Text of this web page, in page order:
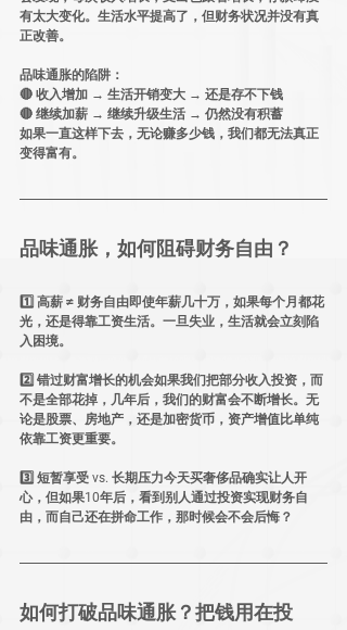
有太大变化。 生活水平提高了，但财务状况并没有真
正改善。
品味通胀的陷阱：
🔴 收入增加 → 生活开销变大 → 还是存不下钱
🔴 继续加薪 → 继续升级生活 → 仍然没有积蓄
如果一直这样下去， 无论赚多少钱，我们都无法真正
变得富有。
品味通胀，如何阻碍财务自由？
1️⃣ 高薪 ≠ 财务自由即使年薪几十万，如果每个月都花
光，还是得靠工资生活。一旦失业，生活就会立刻陷
入困境。
2️⃣ 错过财富增长的机会如果我们把部分收入投资，而
不是全部花掉，几年后，我们的财富会不断增长。 无
论是股票、房地产，还是加密货币，资产增值比单纯
依靠工资更重要。
3️⃣ 短暂享受 vs. 长期压力今天买奢侈品确实让人开
心，但如果10年后，看到别人通过投资实现财务自
由，而自己还在拼命工作，那时候会不会后悔？
如何打破品味通胀？把钱用在投